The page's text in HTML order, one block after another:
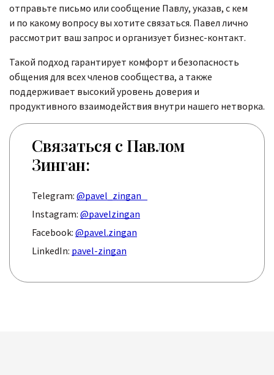
отправьте письмо или сообщение Павлу, указав, с кем
и по какому вопросу вы хотите связаться. Павел лично
рассмотрит ваш запрос и организует бизнес-контакт.
Такой подход гарантирует комфорт и безопасность
общения для всех членов сообщества, а также
поддерживает высокий уровень доверия и
продуктивного взаимодействия внутри нашего нетворка.
Связаться с Павлом
Зинган:
Telegram: @pavel_zingan
Instagram: @pavelzingan
Facebook: @pavel.zingan
LinkedIn: pavel-zingan